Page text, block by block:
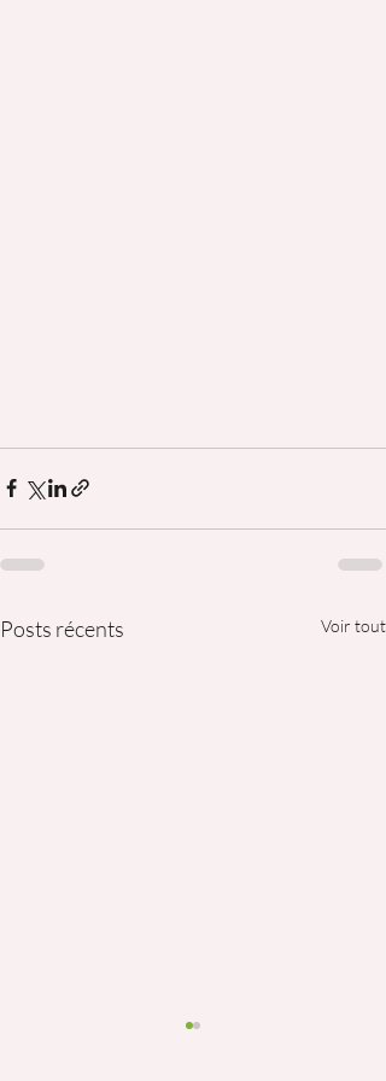
Posts récents Voir tout